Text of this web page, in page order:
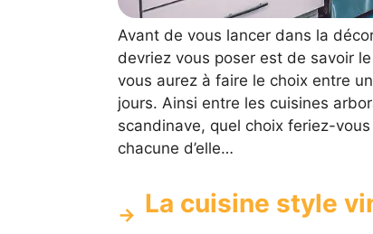
Avant de vous lancer dans la
devriez vous poser est de savoir
vous aurez à faire le choix entre
jours. Ainsi entre les cuisines
scandinave, quel choix feriez-
chacune d’elle…
La cuisine style